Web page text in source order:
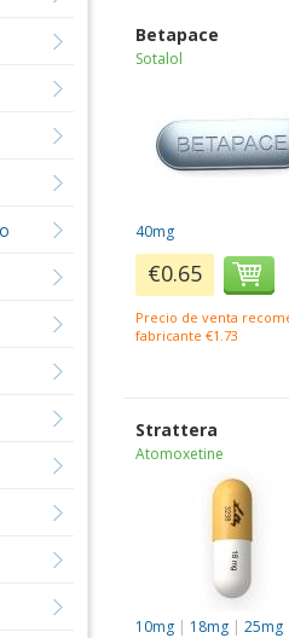
Betapace
Sotalol
40mg
€0.65
Precio de venta
fabricante €1.73
Strattera
Atomoxetine
10mg | 18mg |25mg